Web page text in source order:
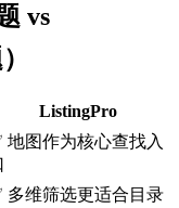
vs
ListingPro
地图作为核心查找入
多维筛选更适合目录